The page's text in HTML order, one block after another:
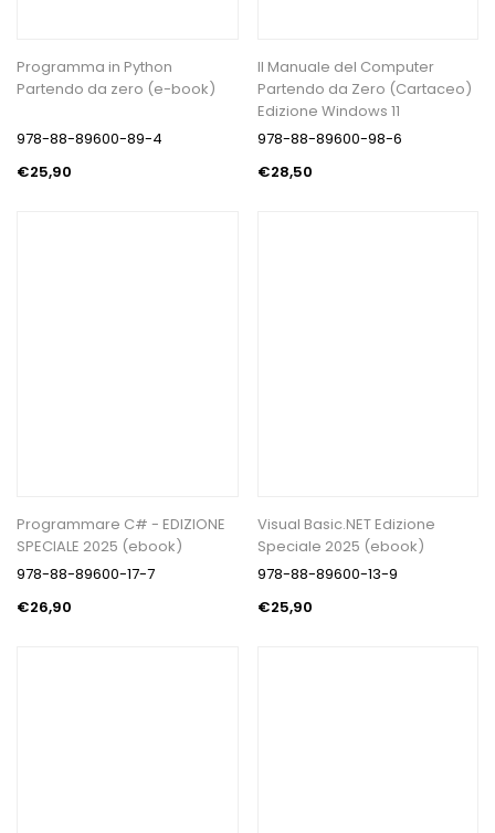
Programma in Python
Partendo da zero (e-book)
978-88-89600-89-4
€25,90
Il Manuale del Computer
Partendo da Zero (Cartaceo)
Edizione Windows 11
978-88-89600-98-6
€28,50
Programmare C# - EDIZIONE
SPECIALE 2025 (ebook)
978-88-89600-17-7
€26,90
Visual Basic.NET Edizione
Speciale 2025 (ebook)
978-88-89600-13-9
€25,90